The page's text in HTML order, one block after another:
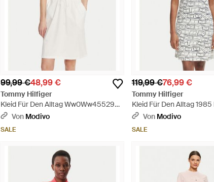
99,99 €48,99 €
Tommy Hilfiger
Kleid Für Den Alltag Ww0Ww45529
Regular Fit - Weiß
Von Modivo
SALE
119,99 €76,99 €
Tommy Hilfiger
Kleid Für Den Alltag 1985
Ww0Ww49719 Regular Fit
Von Modivo
SALE